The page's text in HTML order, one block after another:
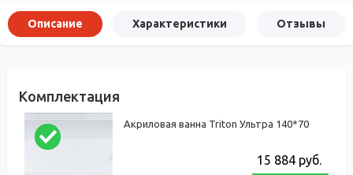
Описание Характеристики Отзывы
Комплектация
Акриловая ванна Triton Ультра 140*70
15 884 руб.